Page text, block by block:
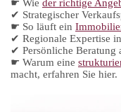
☛ Wie der richtige
✔ Strategischer
☛ So läuft ein
✔ Regionale Expertise
✔ Persönliche Beratung
☛ Warum eine
macht, erfahren Sie hier.